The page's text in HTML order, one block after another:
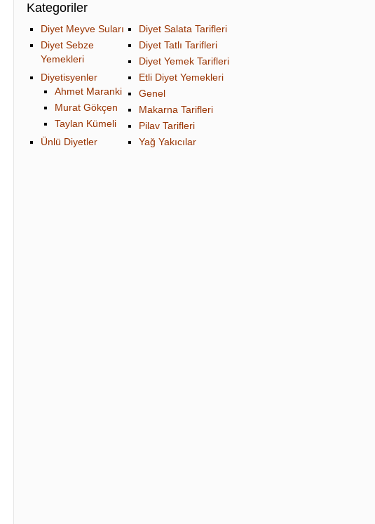
Kategoriler
Diyet Meyve Suları
Diyet Salata Tarifleri
Diyet Sebze
Yemekleri
Diyet Tatlı Tarifleri
Diyet Yemek Tarifleri
Diyetisyenler
Ahmet Maranki
Murat Gökçen
Taylan Kümeli
Etli Diyet Yemekleri
Genel
Makarna Tarifleri
Pilav Tarifleri
Ünlü Diyetler
Yağ Yakıcılar